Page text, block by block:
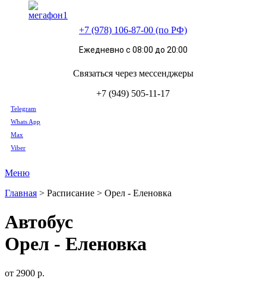
+7 (978) 106-87-00 (по РФ)
Ежедневно с 08:00 до 20:00
Связаться через мессенджеры
+7 (949) 505-11-17
Telegram
Whats App
Max
Viber
Меню
Главная > Расписание > Орел - Еленовка
Автобус
Орел - Еленовка
от 2900 р.